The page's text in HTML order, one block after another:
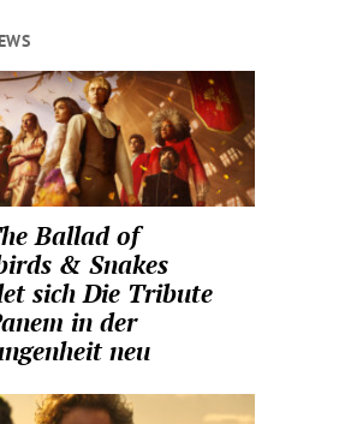
Ballad of
& Snakes
sich Die Tribute
in der
neu